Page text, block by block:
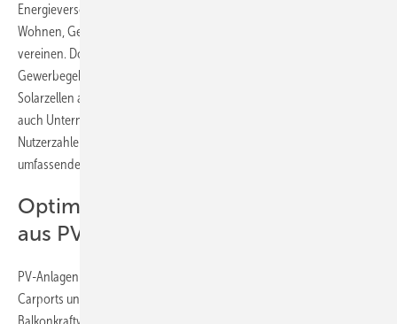
Energieversorgung haben gemischt genutzte Stadtquartiere, die
Wohnen, Gewerbe und öffentliche Dienstleistungen in einem Gebiet
vereinen. Dort lässt sich beispielsweise die Abwärme von
Gewerbegebäuden nutzen, um Wohnräume zu erwärmen, oder
Solarzellen auf den Dächern installieren, die sowohl Wohnungen als
auch Unternehmen mit Strom versorgen. Angesichts potenziell hoher
Nutzerzahlen lohnt es sich für solche Quartiere außerdem, eine
umfassende Ladeinfrastruktur für Elektrofahrzeuge einzurichten.
Optimale Flächennutzung für Strom
aus PV-Anlagen
PV-Anlagen spielen daher eine entscheidende Rolle. Auf Dächern,
Carports und Fassaden installierte Solarmodule oder
Balkonkraftwerke erzeugen den sauberen Strom, den Haushalte,